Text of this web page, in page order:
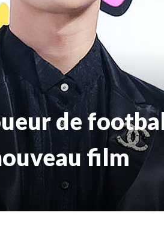
de
film